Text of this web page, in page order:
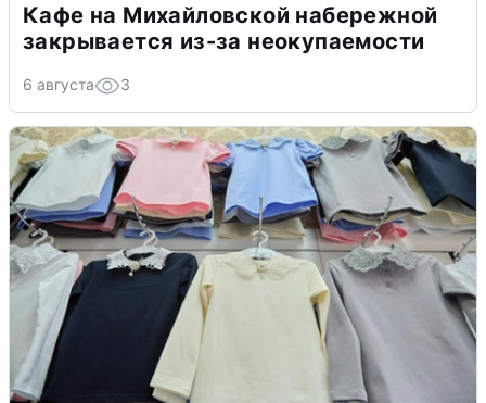
Кафе на Михайловской набережной
закрывается из-за неокупаемости
6 августа 3